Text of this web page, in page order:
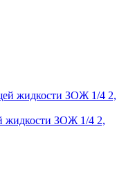
жидкости ЗОЖ 1/4 2,